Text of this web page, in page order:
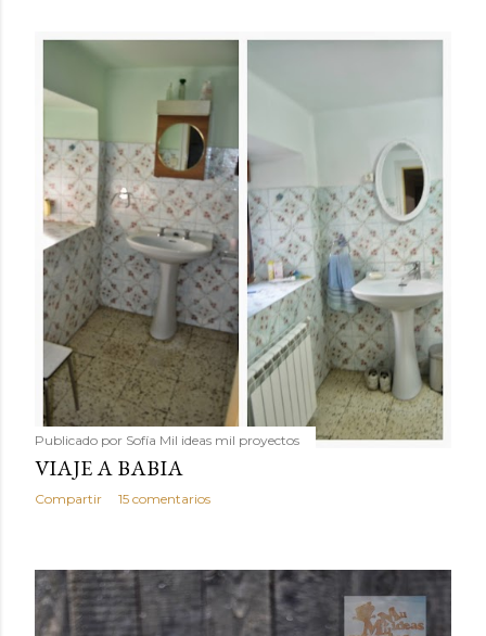
Publicado por Sofía Mil ideas mil proyectos
VIAJE A BABIA
Compartir 15 comentarios